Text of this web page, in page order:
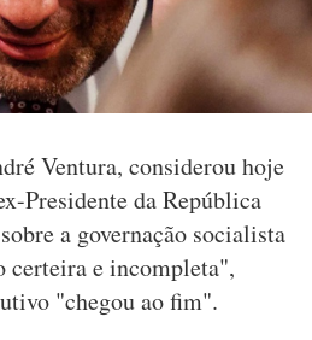
Ventura, considerou hoje
Presidente da República
a governação socialista
certeira e incompleta",
"chegou ao fim".